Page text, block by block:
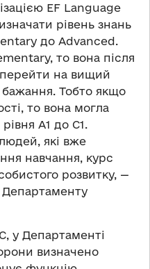
EF Language
рівень знань
до Advanced.
то вона після
на вищий
Тобто якщо
то вона могла
А1 до С1.
які вже
навчання, курс
розвитку, —
у Департаменті
визначено